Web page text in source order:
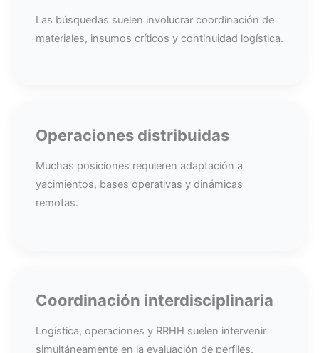
Las búsquedas suelen involucrar coordinación de
materiales, insumos críticos y continuidad logística.
Operaciones distribuidas
Muchas posiciones requieren adaptación a
yacimientos, bases operativas y dinámicas
remotas.
Coordinación interdisciplinaria
Logística, operaciones y RRHH suelen intervenir
simultáneamente en la evaluación de perfiles.